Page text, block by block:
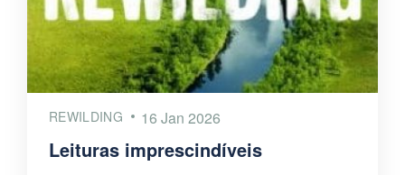
REWILDING 16 Jan 2026
Leituras imprescindíveis